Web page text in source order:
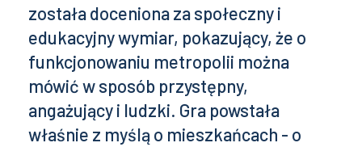
została doceniona za społeczny i
edukacyjny wymiar, pokazujący, że o
funkcjonowaniu metropolii można
mówić w sposób przystępny,
angażujący i ludzki. Gra powstała
właśnie z myślą o mieszkańcach - o